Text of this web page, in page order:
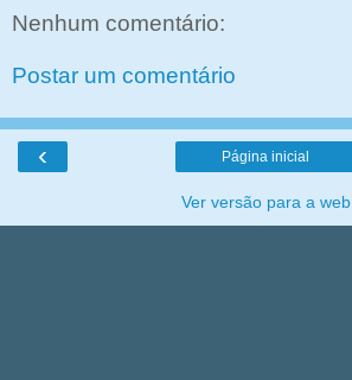
Nenhum comentário:
Postar um comentário
‹ Página inicial
Ver versão para a web